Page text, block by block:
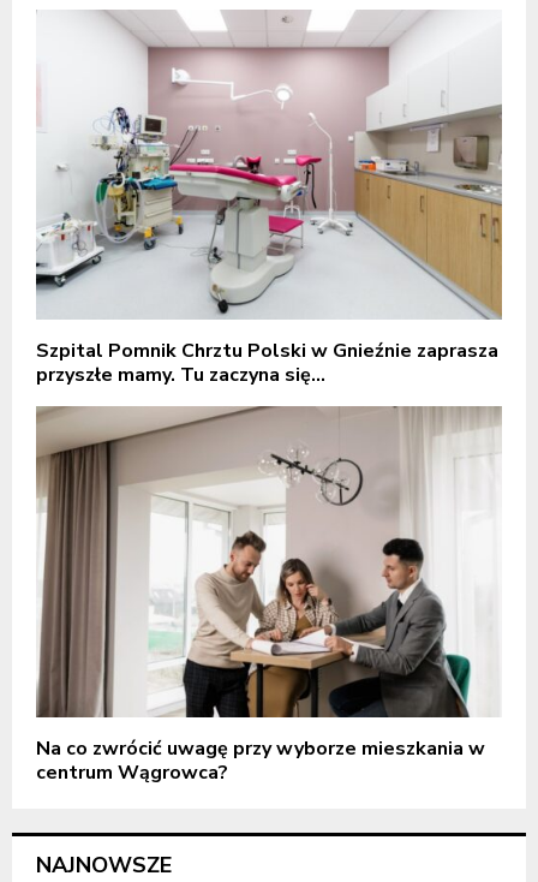
Szpital Pomnik Chrztu Polski w Gnieźnie zaprasza
przyszłe mamy. Tu zaczyna się...
Na co zwrócić uwagę przy wyborze mieszkania w
centrum Wągrowca?
NAJNOWSZE